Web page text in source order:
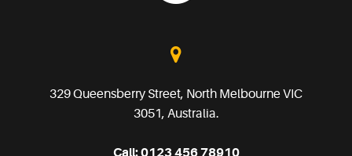
329 Queensberry Street, North Melbourne VIC
3051, Australia.
Call:0123 456 78910